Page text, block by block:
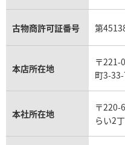
SV1000 井島貴金属精
錬 インゴット 500g
備考 付属品あり
店舗 池袋サンシャイン通
り本店
アクアマリン買取
オメガ買取
カルティエ買取
フランク ミュラー買取
リシャール・ミル買取
パネライ買取
チューダー（チュードル）買
プラダ買取
モーブッサン買取
古物商許可証番号 第
本店所在地
〒221-
町3-
本社所在地
〒220-
らい2